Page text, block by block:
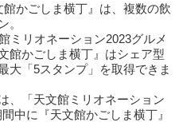
かごしま横丁』は、複数の飲
。
ミリオネーション2023グルメ
館かごしま横丁』はシェア型
大「5スタンプ」を取得できま
、「天文館ミリオネーション
中に『天文館かごしま横丁』